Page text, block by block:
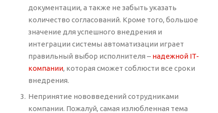
документации, а также не забыть указать
количество согласований. Кроме того, большое
значение для успешного внедрения и
интеграции системы автоматизации играет
правильный выбор исполнителя – надежной IT-
компании, которая сможет соблюсти все сроки
внедрения.
Непринятие нововведений сотрудниками
компании. Пожалуй, самая излюбленная тема